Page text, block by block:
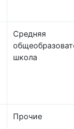
Средняя
школа
Прочие